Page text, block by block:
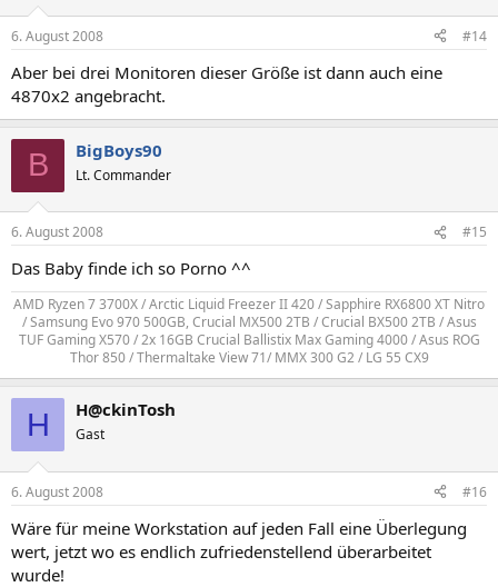
6. August 2008 #14
Aber bei drei Monitoren dieser Größe ist dann auch eine
4870x2 angebracht.
B BigBoys90
Lt. Commander
6. August 2008 #15
Das Baby finde ich so Porno ^^
AMD Ryzen 7 3700X / Arctic Liquid Freezer II 420 / Sapphire RX6800 XT Nitro
/ Samsung Evo 970 500GB, Crucial MX500 2TB / Crucial BX500 2TB / Asus
TUF Gaming X570 / 2x 16GB Crucial Ballistix Max Gaming 4000 / Asus ROG
Thor 850 / Thermaltake View 71/ MMX 300 G2 / LG 55 CX9​
H H@ckinTosh
Gast
6. August 2008 #16
Wäre für meine Workstation auf jeden Fall eine Überlegung
wert, jetzt wo es endlich zufriedenstellend überarbeitet
wurde!